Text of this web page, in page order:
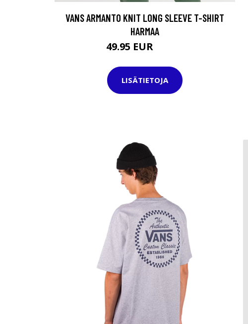
VANS ARMANTO KNIT LONG SLEEVE T-SHIRT
HARMAA
49.95 EUR
LISÄTIETOJA